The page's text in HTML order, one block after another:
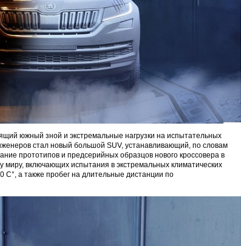
южный зной и экстремальные нагрузки на испытательных
стал новый большой SUV, устанавливающий, по словам
прототипов и предсерийных образцов нового кроссовера в
включающих испытания в экстремальных климатических
С°, а также пробег на длительные дистанции по